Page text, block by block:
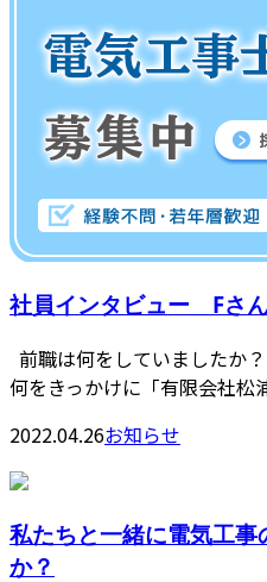
社員インタビュー Fさ
前職は何をしていましたか
何をきっかけに「有限会社松
2022.04.26お知らせ
私たちと一緒に電気工
か？